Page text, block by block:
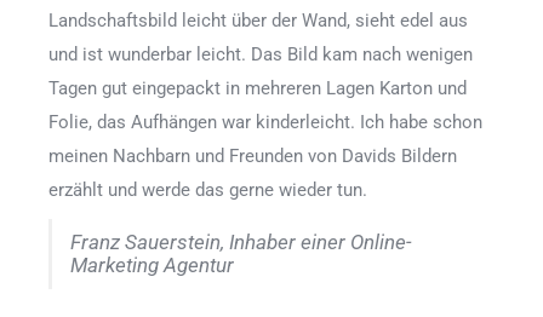
Landschaftsbild leicht über der Wand, sieht edel aus
und ist wunderbar leicht. Das Bild kam nach wenigen
Tagen gut eingepackt in mehreren Lagen Karton und
Folie, das Aufhängen war kinderleicht. Ich habe schon
meinen Nachbarn und Freunden von Davids Bildern
erzählt und werde das gerne wieder tun.
Franz Sauerstein, Inhaber einer Online-
Marketing Agentur